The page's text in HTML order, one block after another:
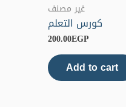
غير مصنف
كورس التعلم
200.00EGP
Add to cart